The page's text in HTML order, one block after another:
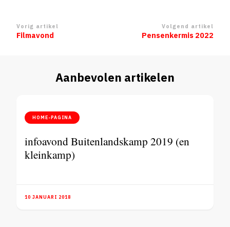
Berichtnavigatie
Vorig artikel
Filmavond
Volgend artikel
Pensenkermis 2022
Aanbevolen artikelen
HOME-PAGINA
infoavond Buitenlandskamp 2019 (en
kleinkamp)
10 JANUARI 2018